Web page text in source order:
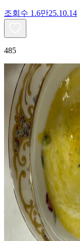
조회수 1.6만25.10.14
485